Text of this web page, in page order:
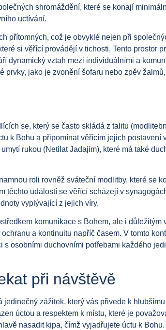
shromáždění, které se konají
uctívání.
přítomných, což je obvyklé nejen při
si věřící provádějí v tichosti. Tento prostor
dynamický vztah mezi individuálními a
prvky, jako je zvonění šofaru nebo zpěv
se, který se často skládá z talitu
k Bohu a připomínat věřícím jejich postavení
rukou (Netilat Jadajim), které má také
roli rovněž sváteční modlitby, které se
těchto událostí se věřící scházejí v
vyplývající z jejich víry.
komunikace s Bohem, ale i důležitým
a kontinuitu napříč časem. V tomto
s osobními duchovními potřebami každého
při návštěvě
zážitek, který vás přivede k
úctou a respektem k místu, které je
nasadit kipa, čímž vyjadřujete úctu k